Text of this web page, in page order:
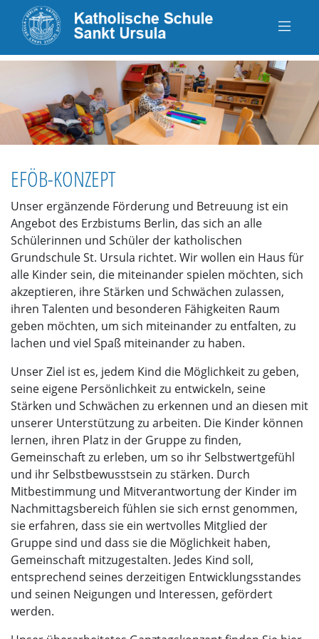
EFÖB-KONZEPT
Unser ergänzende Förderung und Betreuung ist ein
Angebot des Erzbistums Berlin, das sich an alle
Schülerinnen und Schüler der katholischen
Grundschule St. Ursula richtet. Wir wollen ein Haus für
alle Kinder sein, die miteinander spielen möchten, sich
akzeptieren, ihre Stärken und Schwächen zulassen,
ihren Talenten und besonderen Fähigkeiten Raum
geben möchten, um sich miteinander zu entfalten, zu
lachen und viel Spaß miteinander zu haben.
Unser Ziel ist es, jedem Kind die Möglichkeit zu geben,
seine eigene Persönlichkeit zu entwickeln, seine
Stärken und Schwächen zu erkennen und an diesen mit
unserer Unterstützung zu arbeiten. Die Kinder können
lernen, ihren Platz in der Gruppe zu finden,
Gemeinschaft zu erleben, um so ihr Selbstwertgefühl
und ihr Selbstbewusstsein zu stärken. Durch
Mitbestimmung und Mitverantwortung der Kinder im
Nachmittagsbereich fühlen sie sich ernst genommen,
sie erfahren, dass sie ein wertvolles Mitglied der
Gruppe sind und dass sie die Möglichkeit haben,
Gemeinschaft mitzugestalten. Jedes Kind soll,
entsprechend seines derzeitigen Entwicklungsstandes
und seinen Neigungen und Interessen, gefördert
werden.